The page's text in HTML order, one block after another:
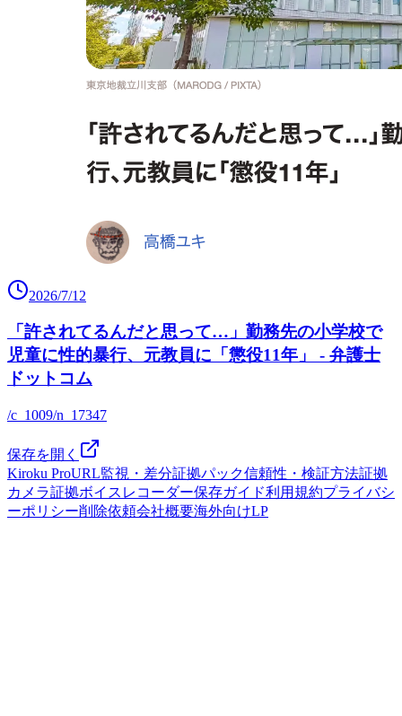
2026/7/12
「許されてるんだと思って…」勤務先の小学校で
児童に性的暴行、元教員に「懲役11年」 - 弁護士
ドットコム
/c_1009/n_17347
保存を開く
Kiroku ProURL監視・差分証拠パック信頼性・検証方法証拠
カメラ証拠ボイスレコーダー保存ガイド利用規約プライバシ
ーポリシー削除依頼会社概要海外向けLP